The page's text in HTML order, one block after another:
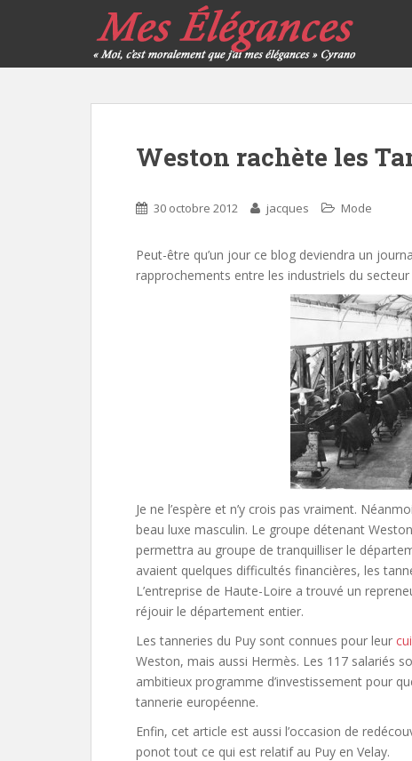
Weston rachète les
30 octobre 2012 jacques Mode
Peut-être qu’un jour ce blog deviendra un
rapprochements entre les industriels du
Je ne l’espère et n’y crois pas vraiment.
beau luxe masculin. Le groupe détenant
permettra au groupe de tranquilliser le
avaient quelques difficultés financières, les
L’entreprise de Haute-Loire a trouvé un
réjouir le département entier.
Les tanneries du Puy sont connues pour leur
Weston, mais aussi Hermès. Les 117 salariés
ambitieux programme d’investissement pour
tannerie européenne.
Enfin, cet article est aussi l’occasion de
ponot tout ce qui est relatif au Puy en Velay.